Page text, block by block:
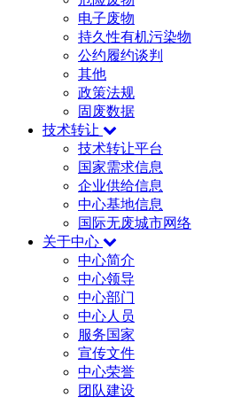
电子废物
持久性有机污染物
公约履约谈判
其他
政策法规
固废数据
技术转让
技术转让平台
国家需求信息
企业供给信息
中心基地信息
国际无废城市网络
关于中心
中心简介
中心领导
中心部门
中心人员
服务国家
宣传文件
中心荣誉
团队建设